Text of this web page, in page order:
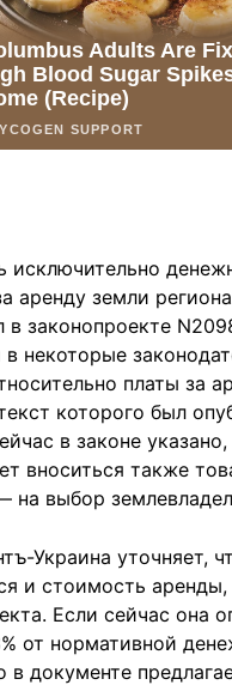
исключительно
аренду земли
в законопроекте
в некоторые
платы за
которого был
в законе
вноситься также
на выбор
Украина уточняет,
и стоимость аренды,
Если сейчас она
от нормативной
в документе